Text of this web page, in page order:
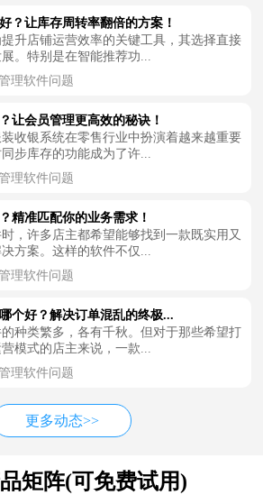
？让库存周转率翻倍的方案！
升店铺运营效率的关键工具，其选择直接
。特别是在智能推荐功...
理软件问题
让会员管理更高效的秘诀！
收银系统在零售行业中扮演着越来越重要
步库存的功能成为了许...
理软件问题
精准匹配你的业务需求！
，许多店主都希望能够找到一款既实用又
方案。这样的软件不仅...
理软件问题
个好？解决订单混乱的终极...
种类繁多，各有千秋。但对于那些希望打
模式的店主来说，一款...
理软件问题
更多动态>>
矩阵(可免费试用)